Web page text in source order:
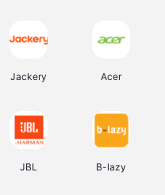
Jackery Acer
JBL B-lazy